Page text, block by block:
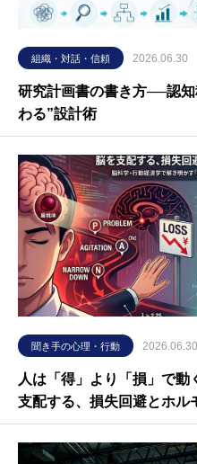
組織・対話・信頼 2026.06.30
研究計画書の書き方──認
わる”設計術
聞き手の心理・行動 2026.06.30
人は「得」より「損」で
支配する、損失回避とホル